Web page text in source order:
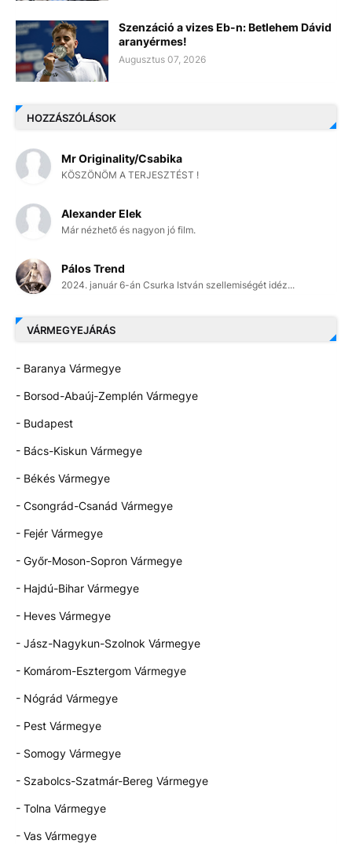
Szenzáció a vizes Eb-n: Betlehem Dávid
aranyérmes!
Augusztus 07, 2026
HOZZÁSZÓLÁSOK
Mr Originality/Csabika
KÖSZÖNÖM A TERJESZTÉST !
Alexander Elek
Már nézhető és nagyon jó film.
Pálos Trend
2024. január 6-án Csurka István szellemiségét idéz...
VÁRMEGYEJÁRÁS
- Baranya Vármegye
- Borsod-Abaúj-Zemplén Vármegye
- Budapest
- Bács-Kiskun Vármegye
- Békés Vármegye
- Csongrád-Csanád Vármegye
- Fejér Vármegye
- Győr-Moson-Sopron Vármegye
- Hajdú-Bihar Vármegye
- Heves Vármegye
- Jász-Nagykun-Szolnok Vármegye
- Komárom-Esztergom Vármegye
- Nógrád Vármegye
- Pest Vármegye
- Somogy Vármegye
- Szabolcs-Szatmár-Bereg Vármegye
- Tolna Vármegye
- Vas Vármegye